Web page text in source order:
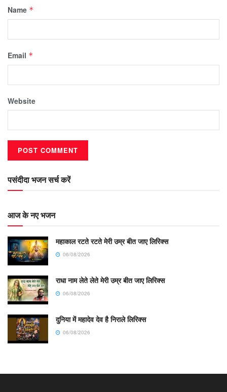
Name *
Email *
Website
पसंदीदा भजन सर्च करें
आज के नए भजन
महाकाल रटते रटते मेरी उम्र बीत जाए लिरिक्स
06/08/2026
राधा नाम लेते लेते मेरी उम्र बीत जाए लिरिक्स
06/08/2026
दुनिया में महादेव देव है निराले लिरिक्स
06/08/2026